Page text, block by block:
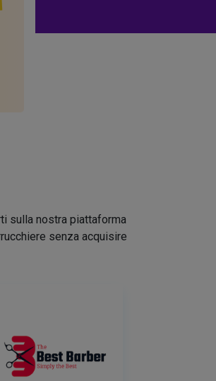
sulla nostra piattaforma
senza acquisire